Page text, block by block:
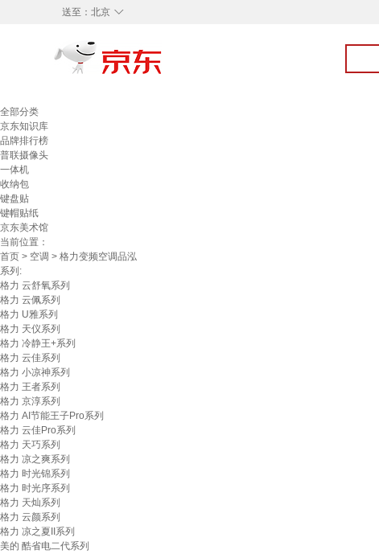
◇
送至： 北京
全部分类
京东知识库
品牌排行榜
普联摄像头
一体机
收纳包
键盘贴
键帽贴纸
京东美术馆
当前位置：
首页 > 空调 > 格力变频空调品泓
系列:
格力 云舒氧系列
格力 云佩系列
格力 U雅系列
格力 天仪系列
格力 冷静王+系列
格力 云佳系列
格力 小凉神系列
格力 王者系列
格力 京淳系列
格力 AI节能王子Pro系列
格力 云佳Pro系列
格力 天巧系列
格力 凉之爽系列
格力 时光锦系列
格力 时光序系列
格力 天灿系列
格力 云颜系列
格力 凉之夏II系列
美的 酷省电二代系列